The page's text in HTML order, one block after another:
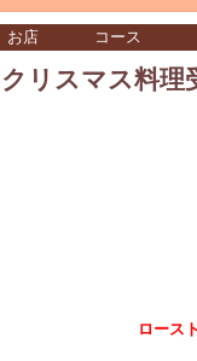
お店 コース
クリスマス料理
ロース